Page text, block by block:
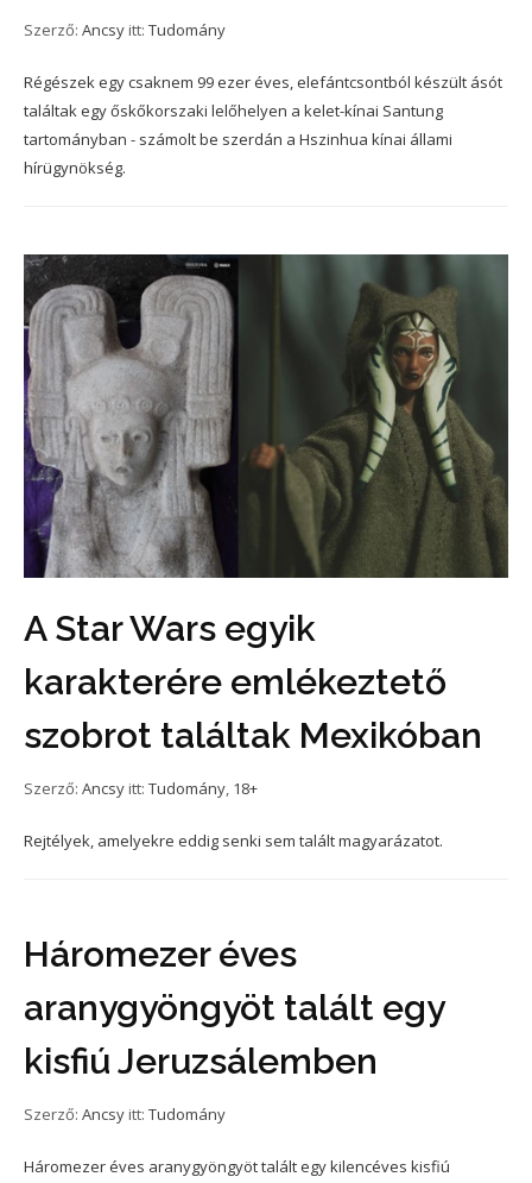
Szerző: Ancsy itt: Tudomány
Régészek egy csaknem 99 ezer éves, elefántcsontból készült ásót
találtak egy őskőkorszaki lelőhelyen a kelet-kínai Santung
tartományban - számolt be szerdán a Hszinhua kínai állami
hírügynökség.
A Star Wars egyik
karakterére emlékeztető
szobrot találtak Mexikóban
Szerző: Ancsy itt: Tudomány, 18+
Rejtélyek, amelyekre eddig senki sem talált magyarázatot.
Háromezer éves
aranygyöngyöt talált egy
kisfiú Jeruzsálemben
Szerző: Ancsy itt: Tudomány
Háromezer éves aranygyöngyöt talált egy kilencéves kisfiú